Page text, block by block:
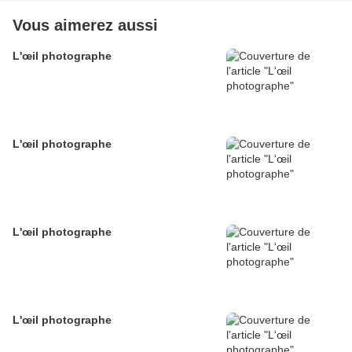
Vous aimerez aussi
L'œil photographe
L'œil photographe
L'œil photographe
L'œil photographe